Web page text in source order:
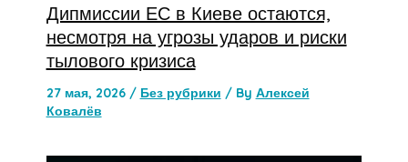
Дипмиссии ЕС в Киеве остаются,
несмотря на угрозы ударов и риски
тылового кризиса
27 мая, 2026 / Без рубрики / By Алексей
Ковалёв